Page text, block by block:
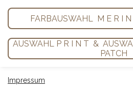
FARBAUSWAHL M E R I
AUSWAHL P R I N T &
PATCH
Impressum